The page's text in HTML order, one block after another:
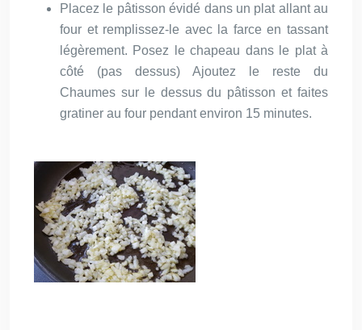
Placez le pâtisson évidé dans un plat allant au
four et remplissez-le avec la farce en tassant
légèrement. Posez le chapeau dans le plat à
côté (pas dessus) Ajoutez le reste du
Chaumes sur le dessus du pâtisson et faites
gratiner au four pendant environ 15 minutes.